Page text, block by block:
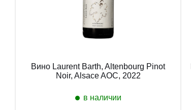
Вино Laurent Barth, Altenbourg Pinot
Noir, Alsace AOC, 2022
в наличии